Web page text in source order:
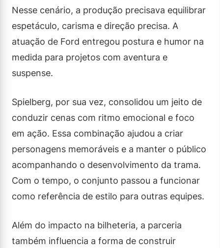
Nesse cenário, a produção precisava equilibrar
espetáculo, carisma e direção precisa. A
atuação de Ford entregou postura e humor na
medida para projetos com aventura e
suspense.
Spielberg, por sua vez, consolidou um jeito de
conduzir cenas com ritmo emocional e foco
em ação. Essa combinação ajudou a criar
personagens memoráveis e a manter o público
acompanhando o desenvolvimento da trama.
Com o tempo, o conjunto passou a funcionar
como referência de estilo para outras equipes.
Além do impacto na bilheteria, a parceria
também influencia a forma de construir